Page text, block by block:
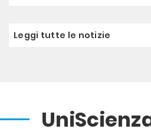
Leggi tutte le notizie